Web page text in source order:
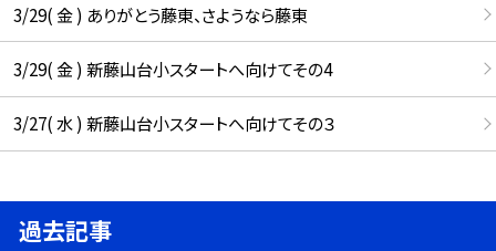
3/29( 金 ) ありがとう藤東、さようなら藤東
3/29( 金 ) 新藤山台小スタートへ向けてその4
3/27( 水 ) 新藤山台小スタートへ向けてその３
過去記事